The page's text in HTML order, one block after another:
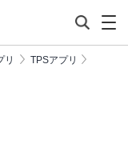
リ TPSアプリ